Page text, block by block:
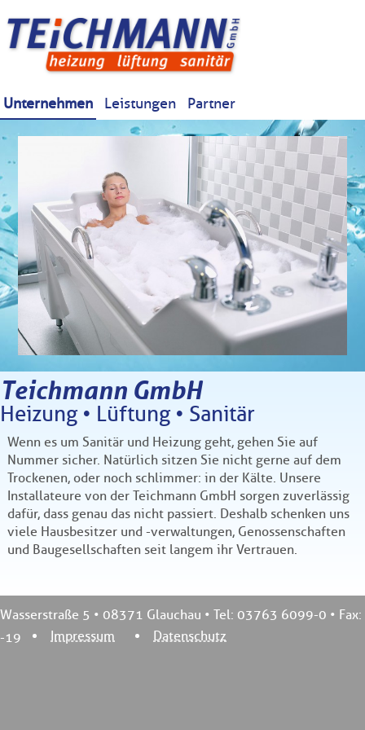
Unternehmen Leistungen Partner
Teichmann GmbH
Heizung • Lüftung • Sanitär
Wenn es um Sanitär und Heizung geht, gehen Sie auf
Nummer sicher. Natürlich sitzen Sie nicht gerne auf dem
Trockenen, oder noch schlimmer: in der Kälte. Unsere
Installateure von der Teichmann GmbH sorgen zuverlässig
dafür, dass genau das nicht passiert. Deshalb schenken uns
viele Hausbesitzer und -verwaltungen, Genossenschaften
und Baugesellschaften seit langem ihr Vertrauen.
Wasserstraße 5 • 08371 Glauchau • Tel: 03763 6099-0 • Fax:
-19
Impressum Datenschutz